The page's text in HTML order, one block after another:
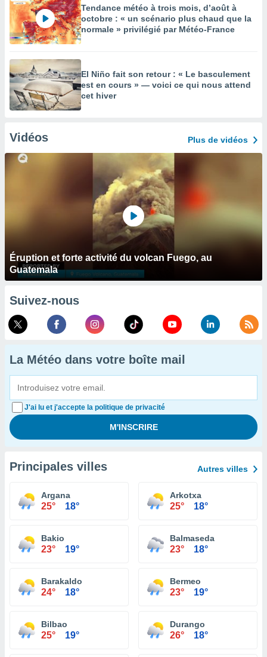
Tendance météo à trois mois, d’août à
octobre : « un scénario plus chaud que la
normale » privilégié par Météo-France
El Niño fait son retour : « Le basculement
est en cours » — voici ce qui nous attend
cet hiver
Vidéos Plus de vidéos
Éruption et forte activité du volcan Fuego, au
Guatemala
Suivez-nous
La Météo dans votre boîte mail
J'ai lu et j'accepte la politique de privacité
Principales villes Autres villes
Argana
25° 18°
Arkotxa
25° 18°
Bakio
23° 19°
Balmaseda
23° 18°
Barakaldo
24° 18°
Bermeo
23° 19°
Bilbao
25° 19°
Durango
26° 18°